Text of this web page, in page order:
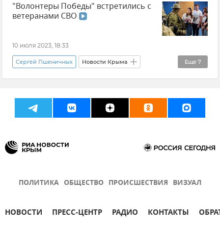
"Волонтеры Победы" встретились с
ветеранами СВО
10 июля 2023, 18:33
Еще 7
Сергей Пшеничных Новости Крыма
Новости СВО Ветераны СВО
Волонтеры Победы Общество
Владислав Сергиенко Запорожская область
ПОЛИТИКА ОБЩЕСТВО ПРОИСШЕСТВИЯ ВИЗУАЛ
НОВОСТИ ПРЕСС-ЦЕНТР РАДИО КОНТАКТЫ